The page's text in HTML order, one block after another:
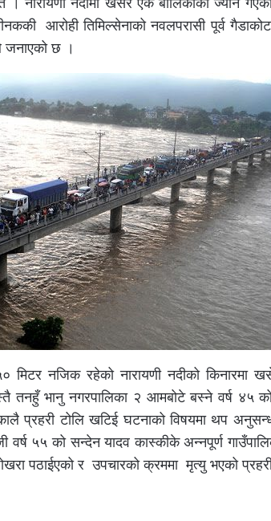
आरोही तिमिल्सेनाको नवलपरासी पूर्व
जनाएको छ ।
मिटर नजिक रहेको नारायणी नदीको किनारमा
तनहुँ भानु नगरपालिका २ आमबोटे बस्ने वर्ष ४५
प्रहरी टोलि खटिई घटनाको विषयमा थप
वर्ष ५५ को सन्देन यादव कास्कीके अन्नपूर्ण
पठाईएको र उपचारको क्रममा मृत्यु भएको